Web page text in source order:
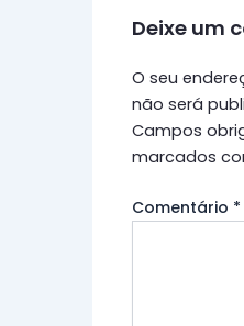
Deixe um
O seu
não será
Campos
marcados
Comentário *